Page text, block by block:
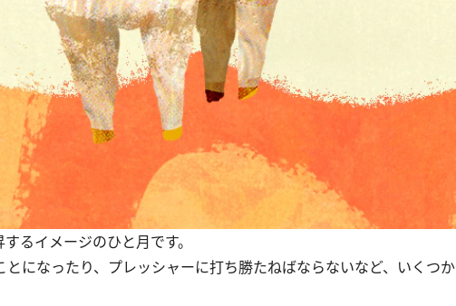
るイメージのひと月です。
になったり、プレッシャーに打ち勝たねばならないなど、いくつ